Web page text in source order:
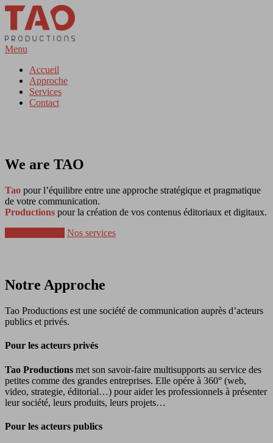
Aller
contenu
Menu
Accueil
Approche
Services
Contact
We are TAO
Tao pour l’équilibre entre une approche stratégique et pragmatique
de votre communication.
Productions pour la création de vos contenus éditoriaux et digitaux.
Nos services
Notre Approche
Tao Productions est une société de communication auprès d’acteurs
publics et privés.
Pour les acteurs privés
Tao Productions met son savoir-faire multisupports au service des
petites comme des grandes entreprises. Elle opére à 360° (web,
video, strategie, éditorial…) pour aider les professionnels à présenter
leur société, leurs produits, leurs projets…
Pour les acteurs publics